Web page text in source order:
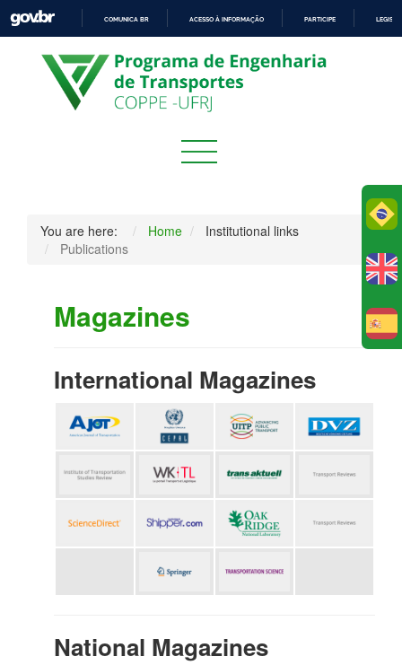
PARA
O
CONTEÚDO
COMUNICA BR ACESSO À INFORMAÇÃO PARTICIPE
You are here: Home
Institutional links
Publications
Magazines
International Magazines
National Magazines